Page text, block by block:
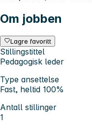
Om jobben
Lagre favoritt
Stillingstittel
Pedagogisk leder
Type ansettelse
Fast, heltid 100%
Antall stillinger
1